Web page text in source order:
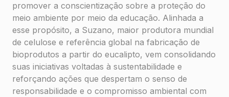
promover a conscientização sobre a proteção do
meio ambiente por meio da educação. Alinhada a
esse propósito, a Suzano, maior produtora mundial
de celulose e referência global na fabricação de
bioprodutos a partir do eucalipto, vem consolidando
suas iniciativas voltadas à sustentabilidade e
reforçando ações que despertam o senso de
responsabilidade e o compromisso ambiental com